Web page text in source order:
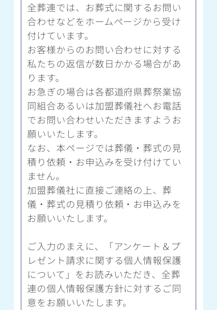
全葬連では、お葬式に関するお問い
合わせなどをホームページから受け
付けています。
お客様からのお問い合わせに対する
私たちの返信が数日かかる場合があ
ります。
お急ぎの場合は各都道府県葬祭業協
同組合あるいは加盟葬儀社へお電話
でお問い合わせいただきますようお
願いいたします。
なお、本ページでは葬儀・葬式の見
積り依頼・お申込みを受け付けてい
ません。
加盟葬儀社に直接ご連絡の上、葬
儀・葬式の見積り依頼・お申込みを
お願いいたします。
ご入力のまえに、「アンケート＆プ
レゼント請求に関する個人情報保護
について」をお読みいただき、全葬
連の個人情報保護方針に対するご同
意をお願いいたします。